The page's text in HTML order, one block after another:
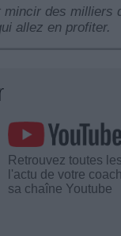
mincir des milliers
allez en profiter.
Retrouvez toutes
l'actu de votre
sa chaîne Youtube